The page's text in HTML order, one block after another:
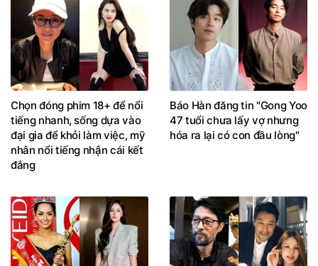
Chọn đóng phim 18+ để nổi
tiếng nhanh, sống dựa vào
đại gia để khỏi làm việc, mỹ
nhân nổi tiếng nhận cái kết
đắng
Báo Hàn đăng tin "Gong Yoo
47 tuổi chưa lấy vợ nhưng
hóa ra lại có con đầu lòng"